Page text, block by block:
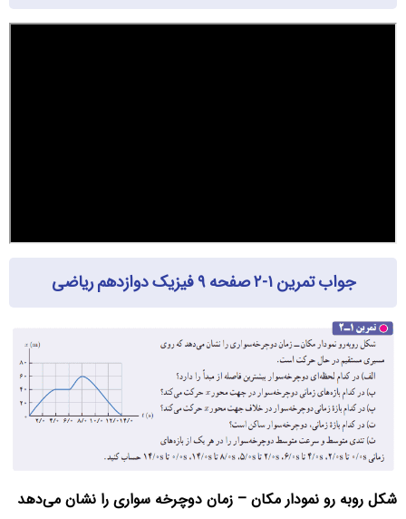
جواب تمرین ۱-۲ صفحه ۹ فیزیک دوازدهم ریاضی
شکل روبه رو نمودار مکان – زمان دوچرخه سواری را نشان می‌دهد